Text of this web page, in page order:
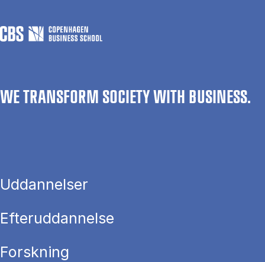
WE TRANSFORM SOCIETY WITH BUSINESS.
Uddannelser
Efteruddannelse
Forskning